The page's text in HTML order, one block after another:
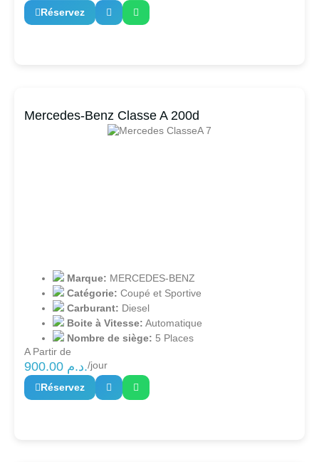
Réservez
Mercedes-Benz Classe A 200d
Marque: MERCEDES-BENZ
Catégorie: Coupé et Sportive
Carburant: Diesel
Boite à Vitesse: Automatique
Nombre de siège: 5 Places
A Partir de
900.00 د.م./jour
Réservez